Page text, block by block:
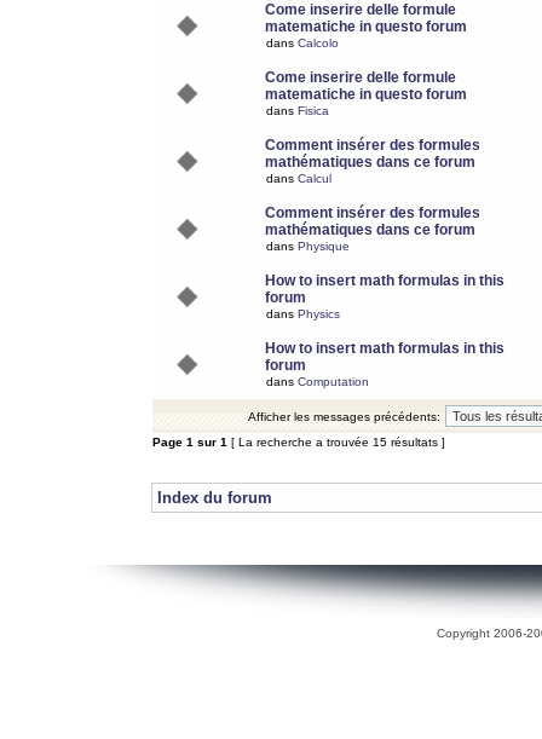
Come inserire delle formule
matematiche in questo forum
dans Calcolo
Come inserire delle formule
matematiche in questo forum
dans Fisica
Comment insérer des formules
mathématiques dans ce forum
dans Calcul
Comment insérer des formules
mathématiques dans ce forum
dans Physique
How to insert math formulas in this
forum
dans Physics
How to insert math formulas in this
forum
dans Computation
Afficher les messages précédents:
Page 1 sur 1 [ La recherche a trouvée 15 résultats ]
Index du forum
Copyright 2006-